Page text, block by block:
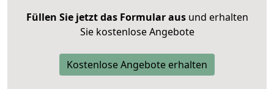
Füllen Sie jetzt das Formular ausund erhalten
Sie kostenlose Angebote
Kostenlose Angebote erhalten